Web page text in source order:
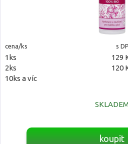
cena/ks s
1ks 129
2ks
120
10ks a víc
SKLADEM
koupit